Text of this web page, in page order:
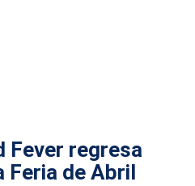
Fever regresa
Feria de Abril